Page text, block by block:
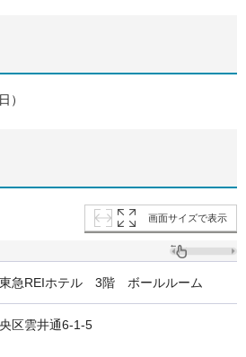
）
画面サイズで表示
急REIホテル 3階 ボールルーム
区雲井通6-1-5